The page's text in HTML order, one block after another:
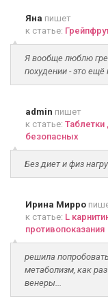
Яна пишет
к статье:
Я вообще люблю
похудении - это
admin пишет
к статье:
безопасных
Без диет и физ
Ирина Мирро
к статье: L
противопоказания
решила
метаболизм, как
венеры...